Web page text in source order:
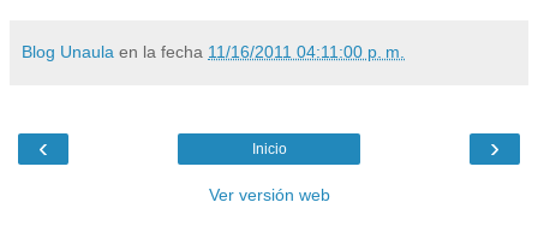
Blog Unaula en la fecha 11/16/2011 04:11:00 p. m.
‹ ›
Inicio
Ver versión web